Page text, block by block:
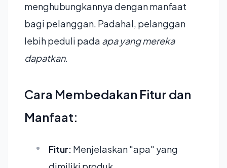
menghubungkannya dengan manfaat
bagi pelanggan. Padahal, pelanggan
lebih peduli pada apa yang mereka
dapatkan.
Cara Membedakan Fitur dan
Manfaat:
Fitur: Menjelaskan "apa" yang